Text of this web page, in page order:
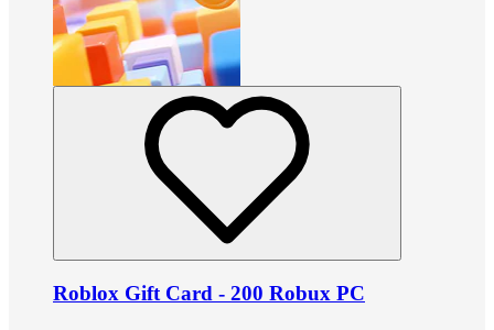
Roblox Gift Card - 200 Robux PC